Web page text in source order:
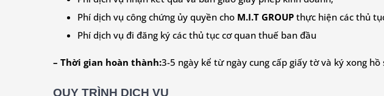
Phí dịch vụ công chứng ủy quyền cho M.I.T GROUP thực hiện các thủ
Phí dịch vụ đi đăng ký các thủ tục cơ quan thuế ban đầu
– Thời gian hoàn thành:3-5 ngày kể từ ngày cung cấp giấy tờ và ký xong
QUY TRÌNH DỊCH VỤ